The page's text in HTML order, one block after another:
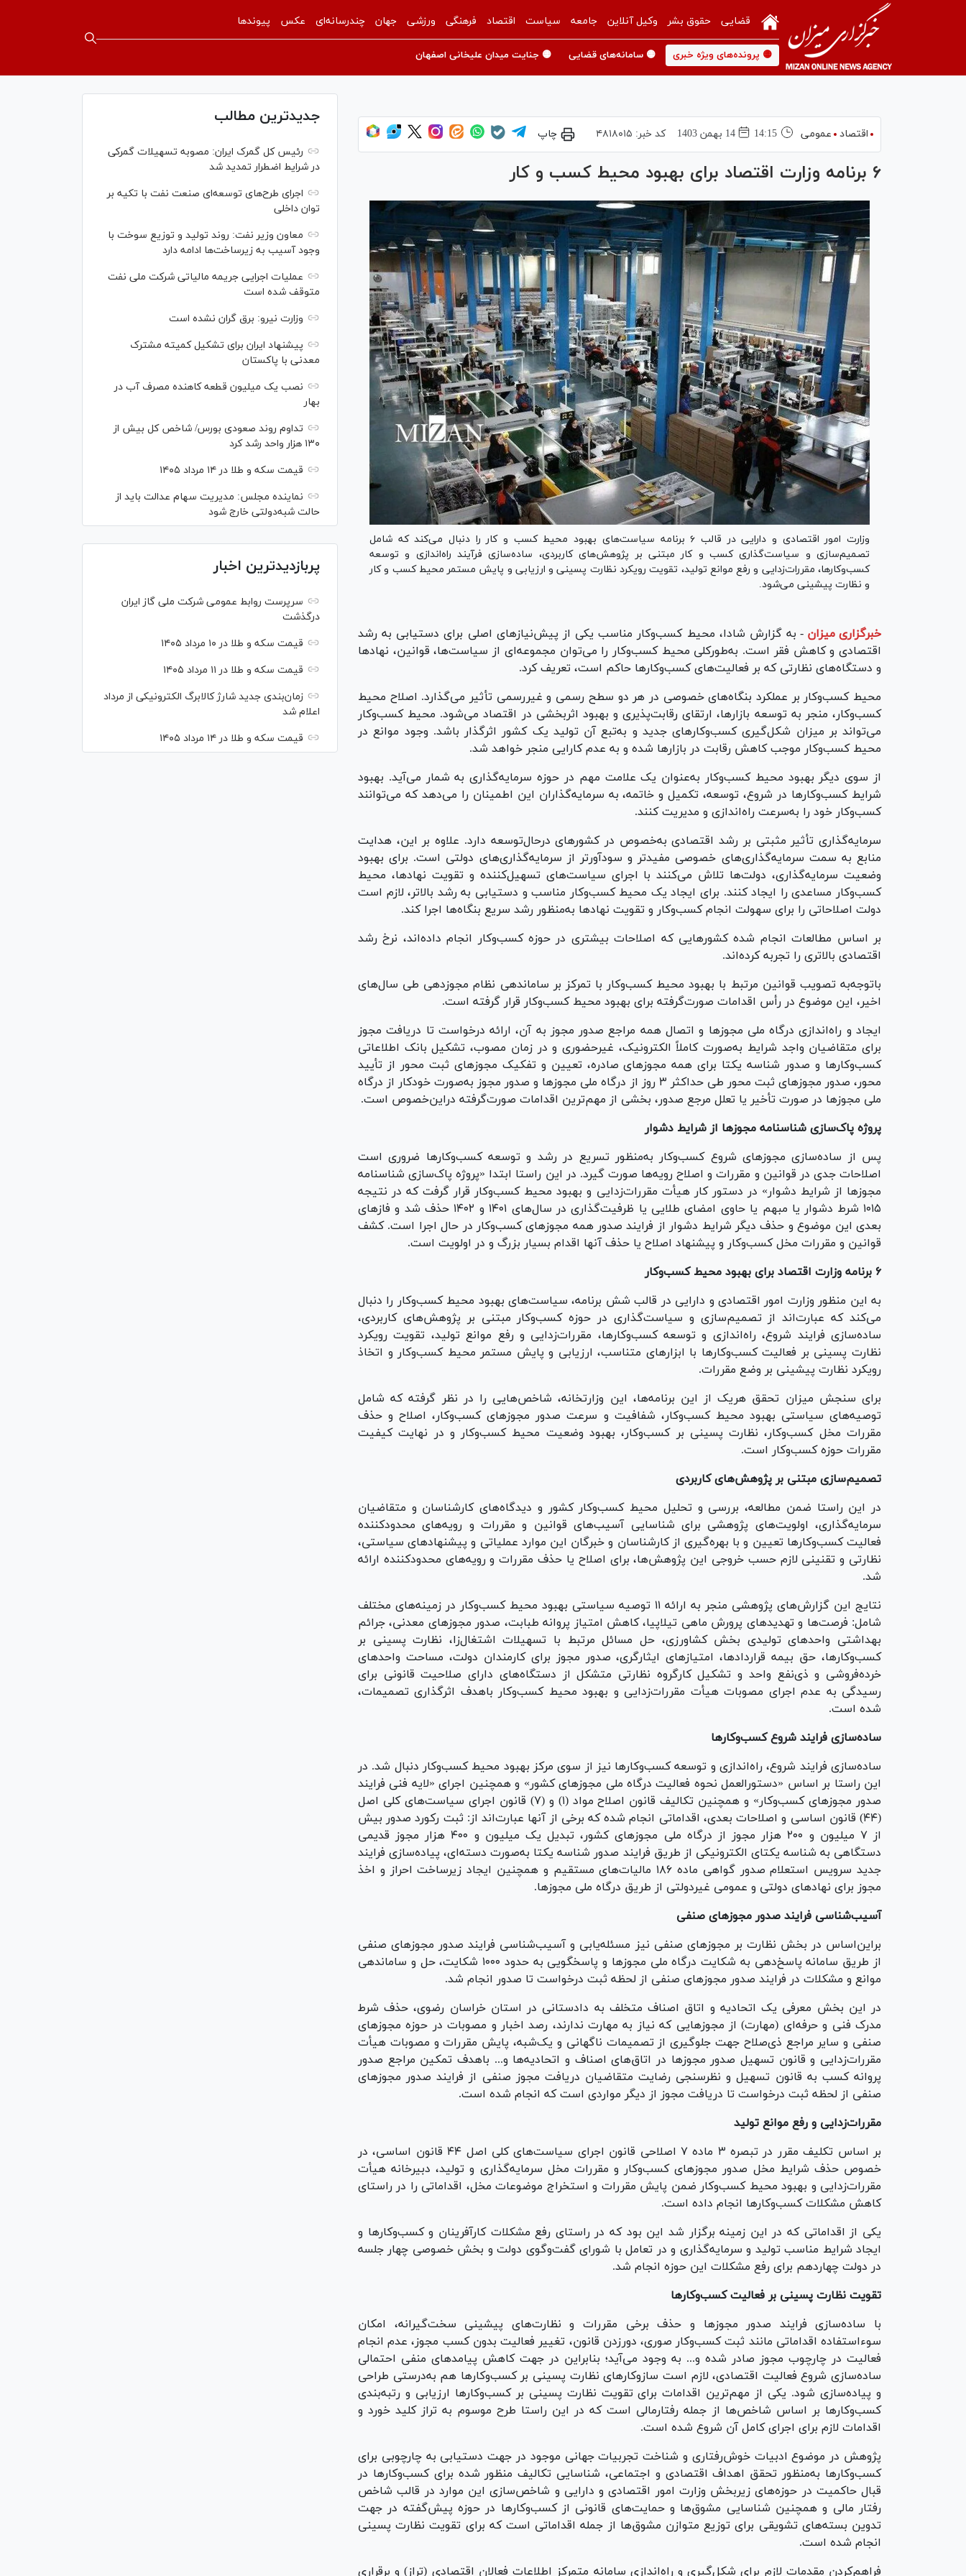
قضایی حقوق بشر وکیل آنلاین جامعه سیاست اقتصاد فرهنگی ورزشی جهان چندرسانه‌ای عکس پیوندها
🟡 پرونده‌های ویژه خبری 🟡 سامانه‌های قضایی 🟡 جنایت میدان علیخانی اصفهان
اقتصاد عمومی 14:15 14 بهمن 1403 کد خبر: ۴۸۱۸۰۱۵ چاپ
۶ برنامه وزارت اقتصاد برای بهبود محیط کسب و کار
وزارت امور اقتصادی و دارایی در قالب ۶ برنامه سیاست‌های بهبود محیط کسب و کار را دنبال می‌کند که شامل
تصمیم‌سازی و سیاست‌گذاری کسب و کار مبتنی بر پژوهش‌های کاربردی، ساده‌سازی فرآیند راه‌اندازی و توسعه
کسب‌وکارها، مقررات‌زدایی و رفع موانع تولید، تقویت رویکرد نظارت پسینی و ارزیابی و پایش مستمر محیط کسب و کار
و نظارت پیشینی می‌شود.
خبرگزاری میزان - به گزارش شادا، محیط کسب‌وکار مناسب یکی از پیش‌نیاز‌های اصلی برای دستیابی به رشد
اقتصادی و کاهش فقر است. به‌طورکلی محیط کسب‌وکار را می‌توان مجموعه‌ای از سیاست‌ها، قوانین، نهاد‌ها
و دستگاه‌های نظارتی که بر فعالیت‌های کسب‌وکار‌ها حاکم است، تعریف کرد.
محیط کسب‌وکار بر عملکرد بنگاه‌های خصوصی در هر دو سطح رسمی و غیررسمی تأثیر می‌گذارد. اصلاح محیط
کسب‌وکار، منجر به توسعه بازارها، ارتقای رقابت‌پذیری و بهبود اثربخشی در اقتصاد می‌شود. محیط کسب‌وکار
می‌تواند بر میزان شکل‌گیری کسب‌وکار‌های جدید و به‌تبع آن تولید یک کشور اثرگذار باشد. وجود موانع در
محیط کسب‌وکار موجب کاهش رقابت در بازار‌ها شده و به عدم کارایی منجر خواهد شد.
از سوی دیگر بهبود محیط کسب‌وکار به‌عنوان یک علامت مهم در حوزه سرمایه‌گذاری به شمار می‌آید. بهبود
شرایط کسب‌وکار‌ها در شروع، توسعه، تکمیل و خاتمه، به سرمایه‌گذاران این اطمینان را می‌دهد که می‌توانند
کسب‌وکار خود را به‌سرعت راه‌اندازی و مدیریت کنند.
سرمایه‌گذاری تأثیر مثبتی بر رشد اقتصادی به‌خصوص در کشور‌های درحال‌توسعه دارد. علاوه بر این، هدایت
منابع به سمت سرمایه‌گذاری‌های خصوصی مفیدتر و سودآورتر از سرمایه‌گذاری‌های دولتی است. برای بهبود
وضعیت سرمایه‌گذاری، دولت‌ها تلاش می‌کنند با اجرای سیاست‌های تسهیل‌کننده و تقویت نهادها، محیط
کسب‌وکار مساعدی را ایجاد کنند. برای ایجاد یک محیط کسب‌وکار مناسب و دستیابی به رشد بالاتر، لازم است
دولت اصلاحاتی را برای سهولت انجام کسب‌وکار و تقویت نهاد‌ها به‌منظور رشد سریع بنگاه‌ها اجرا کند.
بر اساس مطالعات انجام شده کشور‌هایی که اصلاحات بیشتری در حوزه کسب‌وکار انجام داده‌اند، نرخ رشد
اقتصادی بالاتری را تجربه کرده‌اند.
باتوجه‌به تصویب قوانین مرتبط با بهبود محیط کسب‌وکار با تمرکز بر ساماندهی نظام مجوزدهی طی سال‌های
اخیر، این موضوع در رأس اقدامات صورت‌گرفته برای بهبود محیط کسب‌وکار قرار گرفته است.
ایجاد و راه‌اندازی درگاه ملی مجوز‌ها و اتصال همه مراجع صدور مجوز به آن، ارائه درخواست تا دریافت مجوز
برای متقاضیان واجد شرایط به‌صورت کاملاً الکترونیک، غیرحضوری و در زمان مصوب، تشکیل بانک اطلاعاتی
کسب‌وکار‌ها و صدور شناسه یکتا برای همه مجوز‌های صادره، تعیین و تفکیک مجوز‌های ثبت محور از تأیید
محور، صدور مجوز‌های ثبت محور طی حداکثر ۳ روز از درگاه ملی مجوز‌ها و صدور مجوز به‌صورت خودکار از درگاه
ملی مجوز‌ها در صورت تأخیر یا تعلل مرجع صدور، بخشی از مهم‌ترین اقدامات صورت‌گرفته دراین‌خصوص است.
پروژه پاک‌سازی شناسنامه مجوز‌ها از شرایط دشوار
پس از ساده‌سازی مجوز‌های شروع کسب‌وکار به‌منظور تسریع در رشد و توسعه کسب‌وکار‌ها ضروری است
اصلاحات جدی در قوانین و مقررات و اصلاح رویه‌ها صورت گیرد. در این راستا ابتدا «پروژه پاک‌سازی شناسنامه
مجوز‌ها از شرایط دشوار» در دستور کار هیأت مقررات‌زدایی و بهبود محیط کسب‌وکار قرار گرفت که در نتیجه
۱۰۱۵ شرط دشوار یا مبهم یا حاوی امضای طلایی یا ظرفیت‌گذاری در سال‌های ۱۴۰۱ و ۱۴۰۲ حذف شد و فاز‌های
بعدی این موضوع و حذف دیگر شرایط دشوار از فرایند صدور همه مجوز‌های کسب‌وکار در حال اجرا است. کشف
قوانین و مقررات مخل کسب‌وکار و پیشنهاد اصلاح یا حذف آنها اقدام بسیار بزرگ و در اولویت است.
۶ برنامه وزارت اقتصاد برای بهبود محیط کسب‌وکار
به این منظور وزارت امور اقتصادی و دارایی در قالب شش برنامه، سیاست‌های بهبود محیط کسب‌وکار را دنبال
می‌کند که عبارت‌اند از تصمیم‌سازی و سیاست‌گذاری در حوزه کسب‌وکار مبتنی بر پژوهش‌های کاربردی،
ساده‌سازی فرایند شروع، راه‌اندازی و توسعه کسب‌وکارها، مقررات‌زدایی و رفع موانع تولید، تقویت رویکرد
نظارت پسینی بر فعالیت کسب‌وکار‌ها با ابزار‌های متناسب، ارزیابی و پایش مستمر محیط کسب‌وکار و اتخاذ
رویکرد نظارت پیشینی بر وضع مقررات.
برای سنجش میزان تحقق هریک از این برنامه‌ها، این وزارتخانه، شاخص‌هایی را در نظر گرفته که شامل
توصیه‌های سیاستی بهبود محیط کسب‌وکار، شفافیت و سرعت صدور مجوز‌های کسب‌وکار، اصلاح و حذف
مقررات مخل کسب‌وکار، نظارت پسینی بر کسب‌وکار، بهبود وضعیت محیط کسب‌وکار و در نهایت کیفیت
مقررات حوزه کسب‌وکار است.
تصمیم‌سازی مبتنی بر پژوهش‌های کاربردی
در این راستا ضمن مطالعه، بررسی و تحلیل محیط کسب‌وکار کشور و دیدگاه‌های کارشناسان و متقاضیان
سرمایه‌گذاری، اولویت‌های پژوهشی برای شناسایی آسیب‌های قوانین و مقررات و رویه‌های محدودکننده
فعالیت کسب‌وکار‌ها تعیین و با بهره‌گیری از کارشناسان و خبرگان این موارد عملیاتی و پیشنهاد‌های سیاستی،
نظارتی و تقنینی لازم حسب خروجی این پژوهش‌ها، برای اصلاح یا حذف مقررات و رویه‌های محدودکننده ارائه
شد.
نتایج این گزارش‌های پژوهشی منجر به ارائه ۱۱ توصیه سیاستی بهبود محیط کسب‌وکار در زمینه‌های مختلف
شامل: فرصت‌ها و تهدید‌های پرورش ماهی تیلاپیا، کاهش امتیاز پروانه طبابت، صدور مجوز‌های معدنی، جرائم
بهداشتی واحد‌های تولیدی بخش کشاورزی، حل مسائل مرتبط با تسهیلات اشتغال‌زا، نظارت پسینی بر
کسب‌وکارها، حق بیمه قراردادها، امتیاز‌های ایثارگری، صدور مجوز برای کارمندان دولت، مساحت واحد‌های
خرده‌فروشی و ذی‌نفع واحد و تشکیل کارگروه نظارتی متشکل از دستگاه‌های دارای صلاحیت قانونی برای
رسیدگی به عدم اجرای مصوبات هیأت مقررات‌زدایی و بهبود محیط کسب‌وکار باهدف اثرگذاری تصمیمات،
شده است.
ساده‌سازی فرایند شروع کسب‌وکار‌ها
ساده‌سازی فرایند شروع، راه‌اندازی و توسعه کسب‌وکار‌ها نیز از سوی مرکز بهبود محیط کسب‌وکار دنبال شد. در
این راستا بر اساس «دستورالعمل نحوه فعالیت درگاه ملی مجوز‌های کشور» و همچنین اجرای «لایه فنی فرایند
صدور مجوز‌های کسب‌وکار» و همچنین تکالیف قانون اصلاح مواد (۱) و (۷) قانون اجرای سیاست‌های کلی اصل
(۴۴) قانون اساسی و اصلاحات بعدی، اقداماتی انجام شده که برخی از آنها عبارت‌اند از: ثبت رکورد صدور بیش
از ۷ میلیون و ۲۰۰ هزار مجوز از درگاه ملی مجوز‌های کشور، تبدیل یک میلیون و ۴۰۰ هزار مجوز قدیمی
دستگاهی به شناسه یکتای الکترونیکی از طریق فرایند صدور شناسه یکتا به‌صورت دسته‌ای، پیاده‌سازی فرایند
جدید سرویس استعلام صدور گواهی ماده ۱۸۶ مالیات‌های مستقیم و همچنین ایجاد زیرساخت احراز و اخذ
مجوز برای نهاد‌های دولتی و عمومی غیردولتی از طریق درگاه ملی مجوزها.
آسیب‌شناسی فرایند صدور مجوز‌های صنفی
براین‌اساس در بخش نظارت بر مجوز‌های صنفی نیز مسئله‌یابی و آسیب‌شناسی فرایند صدور مجوز‌های صنفی
از طریق سامانه پاسخ‌دهی به شکایت درگاه ملی مجوز‌ها و پاسخگویی به حدود ۱۰۰۰ شکایت، حل و ساماندهی
موانع و مشکلات در فرایند صدور مجوز‌های صنفی از لحظه ثبت درخواست تا صدور انجام شد.
در این بخش معرفی یک اتحادیه و اتاق اصناف متخلف به دادستانی در استان خراسان رضوی، حذف شرط
مدرک فنی و حرفه‌ای (مهارت) از مجوز‌هایی که نیاز به مهارت ندارند، رصد اخبار و مصوبات در حوزه مجوز‌های
صنفی و سایر مراجع ذی‌صلاح جهت جلوگیری از تصمیمات ناگهانی و یک‌شبه، پایش مقررات و مصوبات هیأت
مقررات‌زدایی و قانون تسهیل صدور مجوز‌ها در اتاق‌های اصناف و اتحادیه‌ها و... باهدف تمکین مراجع صدور
پروانه کسب به قانون تسهیل و نظرسنجی رضایت متقاضیان دریافت مجوز صنفی از فرایند صدور مجوز‌های
صنفی از لحظه ثبت درخواست تا دریافت مجوز از دیگر مواردی است که انجام شده است.
مقررات‌زدایی و رفع موانع تولید
بر اساس تکلیف مقرر در تبصره ۳ ماده ۷ اصلاحی قانون اجرای سیاست‌های کلی اصل ۴۴ قانون اساسی، در
خصوص حذف شرایط مخل صدور مجوز‌های کسب‌وکار و مقررات مخل سرمایه‌گذاری و تولید، دبیرخانه هیأت
مقررات‌زدایی و بهبود محیط کسب‌وکار ضمن پایش مقررات و استخراج موضوعات مخل، اقداماتی را در راستای
کاهش مشکلات کسب‌وکار‌ها انجام داده است.
یکی از اقداماتی که در این زمینه برگزار شد این بود که در راستای رفع مشکلات کارآفرینان و کسب‌وکار‌ها و
ایجاد شرایط مناسب تولید و سرمایه‌گذاری و در تعامل با شورای گفت‌وگوی دولت و بخش خصوصی چهار جلسه
در دولت چهاردهم برای رفع مشکلات این حوزه انجام شد.
تقویت نظارت پسینی بر فعالیت کسب‌وکار‌ها
با ساده‌سازی فرایند صدور مجوز‌ها و حذف برخی مقررات و نظارت‌های پیشینی سخت‌گیرانه، امکان
سوءاستفاده اقداماتی مانند ثبت کسب‌وکار صوری، دورزدن قانون، تغییر فعالیت بدون کسب مجوز، عدم انجام
فعالیت در چارچوب مجوز صادر شده و... به وجود می‌آید؛ بنابراین در جهت کاهش پیامد‌های منفی احتمالی
ساده‌سازی شروع فعالیت اقتصادی، لازم است سازوکار‌های نظارت پسینی بر کسب‌وکار‌ها هم به‌درستی طراحی
و پیاده‌سازی شود. یکی از مهم‌ترین اقدامات برای تقویت نظارت پسینی بر کسب‌وکار‌ها ارزیابی و رتبه‌بندی
کسب‌وکار‌ها بر اساس شاخص‌ها از جمله رفتارمالی است که در این راستا طرح موسوم به تراز کلید خورد و
اقدامات لازم برای اجرای کامل آن شروع شده است.
پژوهش در موضوع ادبیات خوش‌رفتاری و شناخت تجربیات جهانی موجود در جهت دستیابی به چارچوبی برای
کسب‌وکار‌ها به‌منظور تحقق اهداف اقتصادی و اجتماعی، شناسایی تکالیف منظور شده برای کسب‌وکار‌ها در
قبال حاکمیت در حوزه‌های زیربخش وزارت امور اقتصادی و دارایی و شاخص‌سازی این موارد در قالب شاخص
رفتار مالی و همچنین شناسایی مشوق‌ها و حمایت‌های قانونی از کسب‌وکار‌ها در حوزه پیش‌گفته در جهت
تدوین بسته‌های تشویقی برای توزیع متوازن مشوق‌ها از جمله اقداماتی است که برای تقویت نظارت پسینی
انجام شده است.
فراهم‌کردن مقدمات لازم برای شکل‌گیری و راه‌اندازی سامانه متمرکز اطلاعات فعالان اقتصادی (تراز) و برقراری
جدیدترین مطالب
رئیس کل گمرک ایران: مصوبه تسهیلات گمرکی
در شرایط اضطرار تمدید شد
اجرای طرح‌های توسعه‌ای صنعت نفت با تکیه بر
توان داخلی
معاون وزیر نفت: روند تولید و توزیع سوخت با
وجود آسیب به زیرساخت‌ها ادامه دارد
عملیات اجرایی جریمه مالیاتی شرکت ملی نفت
متوقف شده است
وزارت نیرو: برق گران نشده است
پیشنهاد ایران برای تشکیل کمیته مشترک
معدنی با پاکستان
نصب یک میلیون قطعه کاهنده مصرف آب در
بهار
تداوم روند صعودی بورس/ شاخص کل بیش از
۱۳۰ هزار واحد رشد کرد
قیمت سکه و طلا در ۱۴ مرداد ۱۴۰۵
نماینده مجلس: مدیریت سهام عدالت باید از
حالت شبه‌دولتی خارج شود
پربازدیدترین اخبار
سرپرست روابط عمومی شرکت ملی گاز ایران
درگذشت
قیمت سکه و طلا در ۱۰ مرداد ۱۴۰۵
قیمت سکه و طلا در ۱۱ مرداد ۱۴۰۵
زمان‌بندی جدید شارژ کالابرگ الکترونیکی از مرداد
اعلام شد
قیمت سکه و طلا در ۱۴ مرداد ۱۴۰۵